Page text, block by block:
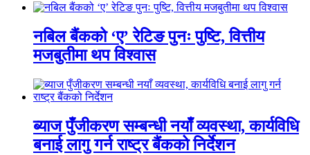
नबिल बैंकको ‘ए’ रेटिङ पुनः पुष्टि, वित्तीय
मजबुतीमा थप विश्वास
ब्याज पुँजीकरण सम्बन्धी नयाँ व्यवस्था, कार्यविधि
बनाई लागु गर्न राष्ट्र बैंकको निर्देशन